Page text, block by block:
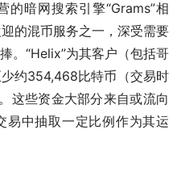
的暗网搜索引擎“Grams”相
的混币服务之一，深受需要
。“Helix”为其客户（包括哥
约354,468比特币（交易时
这些资金大部分来自或流向
易中抽取一定比例作为其运